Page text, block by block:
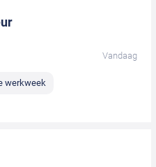
Vandaag
werkweek